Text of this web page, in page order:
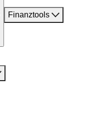
Finanztools